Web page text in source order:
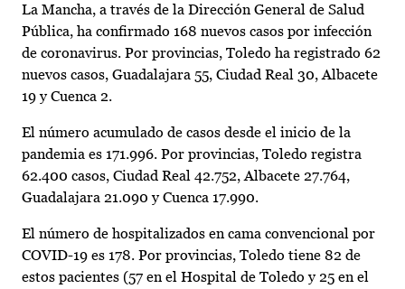
La Mancha, a través de la Dirección General de Salud
Pública, ha confirmado 168 nuevos casos por infección
de coronavirus. Por provincias, Toledo ha registrado 62
nuevos casos, Guadalajara 55, Ciudad Real 30, Albacete
19 y Cuenca 2.
El número acumulado de casos desde el inicio de la
pandemia es 171.996. Por provincias, Toledo registra
62.400 casos, Ciudad Real 42.752, Albacete 27.764,
Guadalajara 21.090 y Cuenca 17.990.
El número de hospitalizados en cama convencional por
COVID-19 es 178. Por provincias, Toledo tiene 82 de
estos pacientes (57 en el Hospital de Toledo y 25 en el